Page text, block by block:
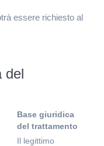
essere richiesto al
del
Base giuridica
del trattamento
Il legittimo